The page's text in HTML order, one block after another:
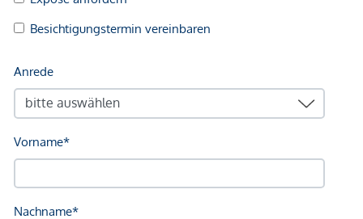
Nahversorgung
Sonstige
Geldautomat <500m
Bank <500m
Post <500m
Polizei <500m